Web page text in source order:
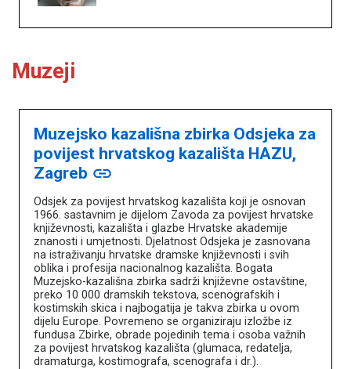
Muzeji
Muzejsko kazališna zbirka Odsjeka za
povijest hrvatskog kazališta HAZU,
Zagreb link
Odsjek za povijest hrvatskog kazališta koji je osnovan
1966. sastavnim je dijelom Zavoda za povijest hrvatske
književnosti, kazališta i glazbe Hrvatske akademije
znanosti i umjetnosti. Djelatnost Odsjeka je zasnovana
na istraživanju hrvatske dramske književnosti i svih
oblika i profesija nacionalnog kazališta. Bogata
Muzejsko-kazališna zbirka sadrži književne ostavštine,
preko 10 000 dramskih tekstova, scenografskih i
kostimskih skica i najbogatija je takva zbirka u ovom
dijelu Europe. Povremeno se organiziraju izložbe iz
fundusa Zbirke, obrade pojedinih tema i osoba važnih
za povijest hrvatskog kazališta (glumaca, redatelja,
dramaturga, kostimografa, scenografa i dr.).